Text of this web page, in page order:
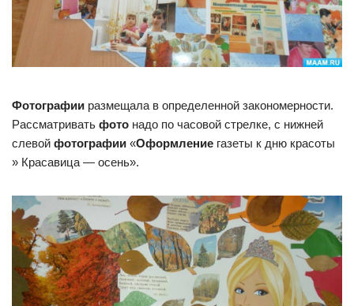
Фотографии размещала в определенной закономерности.
Рассматривать фото надо по часовой стрелке, с нижней
слевой фотографии «Оформление газеты к дню красоты
» Красавица — осень».